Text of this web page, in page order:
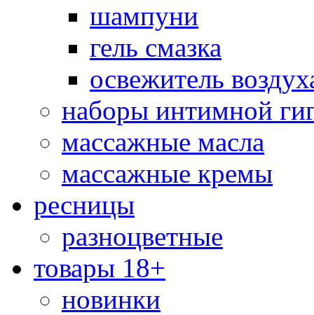
шампуни
гель смазка
освежитель
наборы интимной
массажные масла
массажные кремы
ресницы
разноцветные
товары 18+
новинки